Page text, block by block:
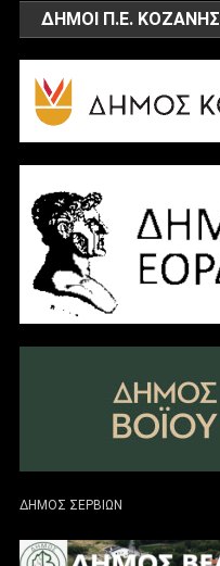
ΔΗΜΟΙ Π.Ε. ΚΟΖΑΝΗΣ
ΔΗΜΟΣ ΣΕΡΒΙΩΝ